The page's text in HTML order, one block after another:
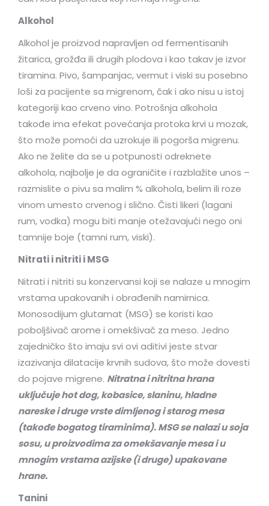
Alkohol
Alkohol je proizvod napravljen od fermentisanih
žitarica, grožđa ili drugih plodova i kao takav je izvor
tiramina. Pivo, šampanjac, vermut i viski su posebno
loši za pacijente sa migrenom, čak i ako nisu u istoj
kategoriji kao crveno vino. Potrošnja alkohola
takođe ima efekat povećanja protoka krvi u mozak,
što može pomoći da uzrokuje ili pogorša migrenu.
Ako ne želite da se u potpunosti odreknete
alkohola, najbolje je da ograničite i razblažite unos –
razmislite o pivu sa malim % alkohola, belim ili roze
vinom umesto crvenog i slično. Čisti likeri (lagani
rum, vodka) mogu biti manje otežavajući nego oni
tamnije boje (tamni rum, viski).
Nitrati i nitriti i MSG
Nitrati i nitriti su konzervansi koji se nalaze u mnogim
vrstama upakovanih i obrađenih namirnica.
Monosodijum glutamat (MSG) se koristi kao
poboljšivač arome i omekšivač za meso. Jedno
zajedničko što imaju svi ovi aditivi jeste stvar
izazivanja dilatacije krvnih sudova, što može dovesti
do pojave migrene. Nitratna i nitritna hrana
uključuje hot dog, kobasice, slaninu, hladne
nareske i druge vrste dimljenog i starog mesa
(takođe bogatog tiraminima). MSG se nalazi u soja
sosu, u proizvodima za omekšavanje mesa i u
mnogim vrstama azijske (i druge) upakovane
hrane.
Tanini